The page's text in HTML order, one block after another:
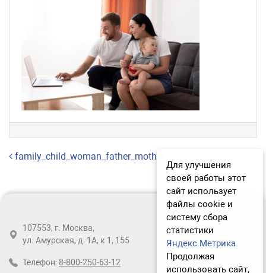
Навигация по записям
family_child_woman_father_mother
107553, г. Москва,
ул. Амурская, д. 1А, к 1, 155
Телефон: 8-800-250-63-12
Для улучшения
своей работы этот
сайт использует
файлы cookie и
систему сбора
статистики
Яндекс.Метрика.
Продолжая
использовать сайт,